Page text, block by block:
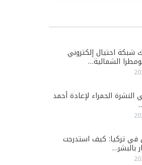
شبكة احتيال إلكتروني
الشمالية…
النشرة الحمراء لإعادة أحمد
في تركيا: كيف استدرجت
بالبشر…